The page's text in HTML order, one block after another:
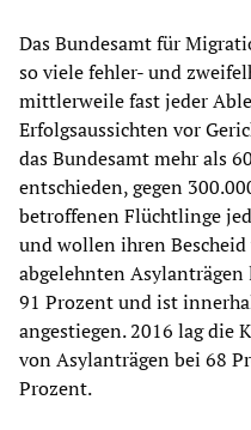
Das Bundesamt für
so viele fehler- und
mittlerweile fast jeder
Erfolgsaussichten vor
das Bundesamt mehr als
entschieden, gegen
betroffenen Flüchtlinge
und wollen ihren
abgelehnten
91 Prozent und ist
angestiegen. 2016 lag die
von Asylanträgen bei 68
Prozent.